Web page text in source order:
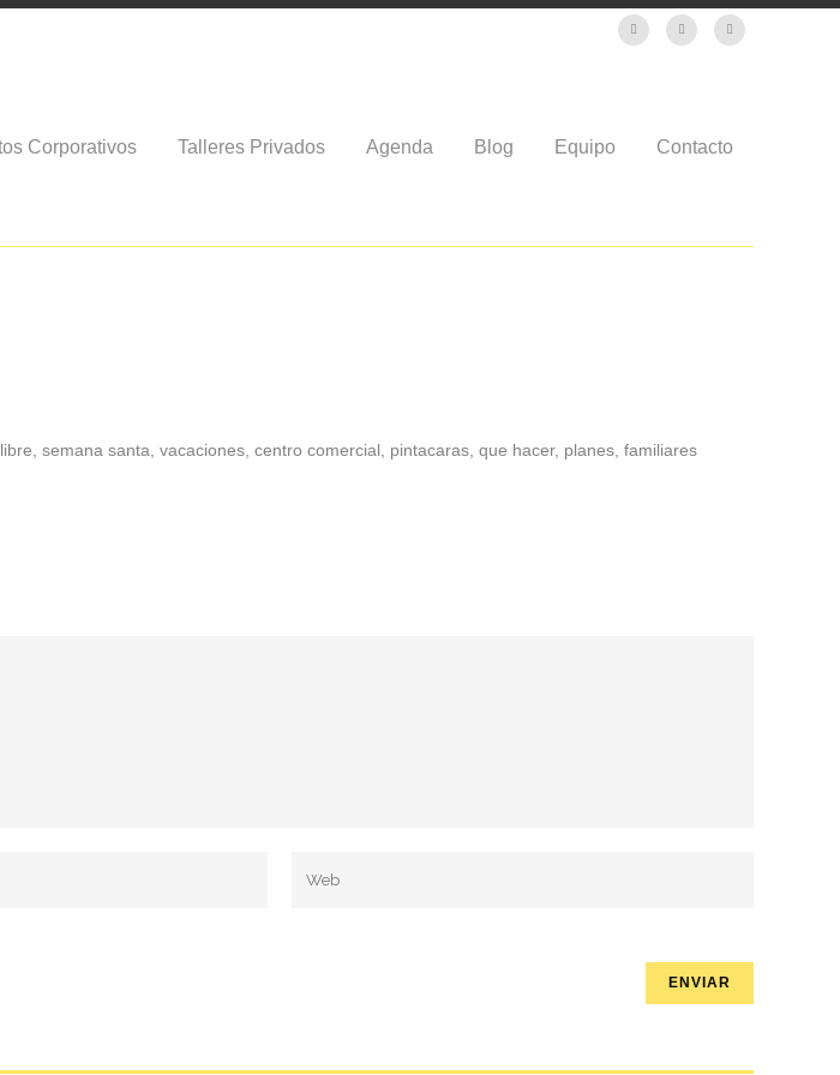
Corporativos Talleres Privados Agenda Blog Equipo Contacto
semana santa, vacaciones, centro comercial, pintacaras, que hacer, planes, familiares